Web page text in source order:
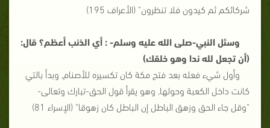
شركائكم ثم كيدون فلا تنظرون" (الأعراف 195)
وسئل النبي-صلى الله عليه وسلم- : أي الذنب أعظم؟ قال:
(أن تجعل لله ندا وهو خلقك)
وأول شيء فعله بعد فتح مكة كان تكسيره للأصنام, وبدأ بالتي
كانت داخل الكعبة وحولها, وهو يقرأ قول الحق-تبارك وتعالى-
"وقل جاء الحق وزهق الباطل إن الباطل كان زهوقا" (الإسراء 81)